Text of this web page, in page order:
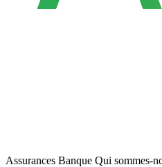
Assurances Banque Qui sommes-